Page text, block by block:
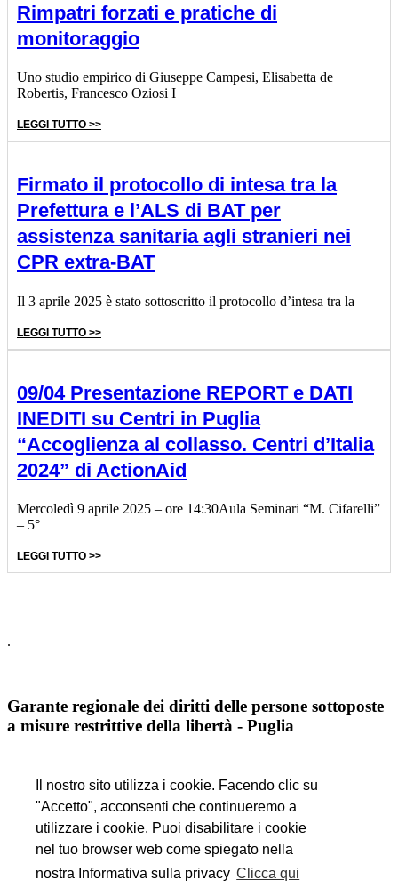
Il nostro sito utilizza i cookie. Facendo clic su
"Accetto", acconsenti che continueremo a
utilizzare i cookie. Puoi disabilitare i cookie
nel tuo browser web come spiegato nella
nostra Informativa sulla privacy Clicca qui
Rimpatri forzati e pratiche di
monitoraggio
Uno studio empirico di Giuseppe Campesi, Elisabetta de
Robertis, Francesco Oziosi I
LEGGI TUTTO >>
Firmato il protocollo di intesa tra la
Prefettura e l’ALS di BAT per
assistenza sanitaria agli stranieri nei
CPR extra-BAT
Il 3 aprile 2025 è stato sottoscritto il protocollo d’intesa tra la
LEGGI TUTTO >>
09/04 Presentazione REPORT e DATI
INEDITI su Centri in Puglia
“Accoglienza al collasso. Centri d’Italia
2024” di ActionAid
Mercoledì 9 aprile 2025 – ore 14:30Aula Seminari “M. Cifarelli”
– 5°
LEGGI TUTTO >>
.
Garante regionale dei diritti delle persone sottoposte
a misure restrittive della libertà - Puglia
Fondazione cassa di risparmio di Puglia